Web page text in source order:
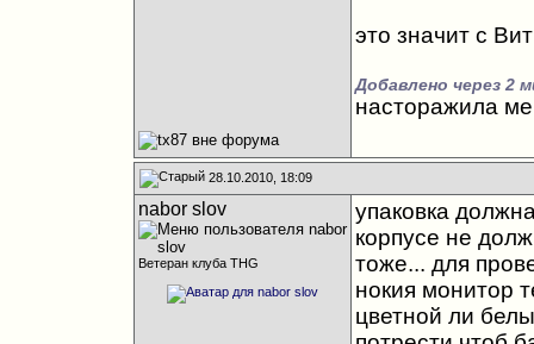
это значит с
Добавлено через 2
насторажила
28.10.2010, 18:09
nabor slov
Ветеран клуба THG
упаковка
корпусе не
тоже... для
нокия монитор
цветной ли